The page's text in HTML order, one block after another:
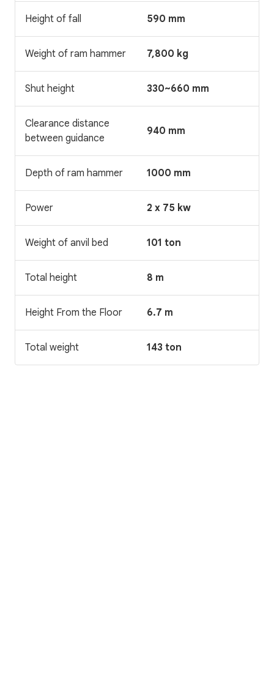
Height of fall 590 mm
Weight of ram hammer 7,800 kg
Shut height 330~660 mm
Clearance distance
between guidance
940 mm
Depth of ram hammer 1000 mm
Power 2 x 75 kw
Weight of anvil bed 101 ton
Total height 8 m
Height From the Floor 6.7 m
Total weight 143 ton